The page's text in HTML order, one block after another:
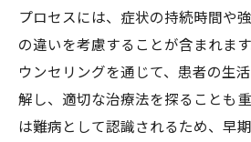
ストレス管理とリラクゼ
家族が理解すべき強迫性
患者と家族のためのリソ
ットワーク
日常生活で取り入れるべき
プロセスには、症状の持続時間や
の違いを考慮することが含まれま
ウンセリングを通じて、患者の生
解し、適切な治療法を探ることも
は難病として認識されるため、早